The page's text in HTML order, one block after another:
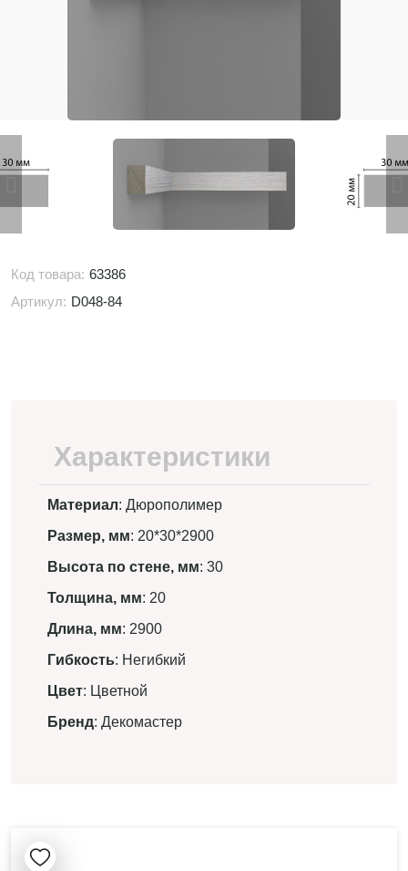
Код товара: 63386
Артикул: D048-84
Характеристики
Материал: Дюрополимер
Размер, мм: 20*30*2900
Высота по стене, мм: 30
Толщина, мм: 20
Длина, мм: 2900
Гибкость: Негибкий
Цвет: Цветной
Бренд: Декомастер